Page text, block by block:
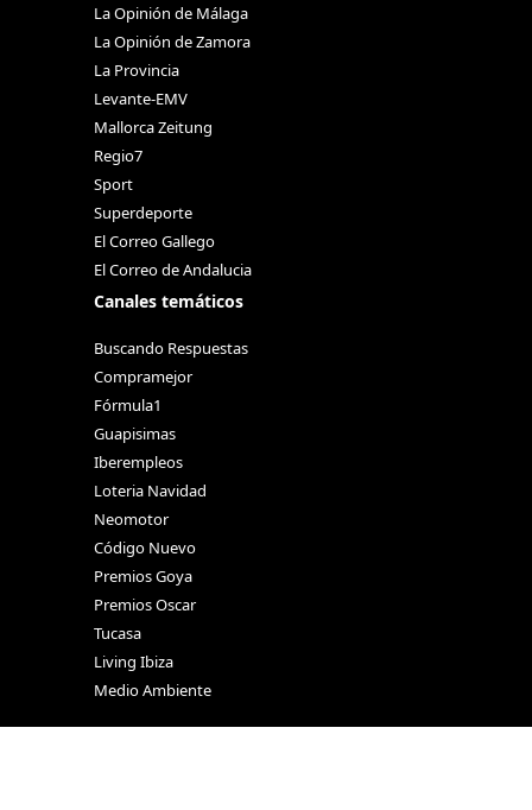
La Opinión de Málaga
La Opinión de Zamora
La Provincia
Levante-EMV
Mallorca Zeitung
Regio7
Sport
Superdeporte
El Correo Gallego
El Correo de Andalucia
Canales temáticos
Buscando Respuestas
Compramejor
Fórmula1
Guapisimas
Iberempleos
Loteria Navidad
Neomotor
Código Nuevo
Premios Goya
Premios Oscar
Tucasa
Living Ibiza
Medio Ambiente